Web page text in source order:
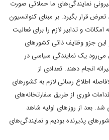
نمایندگی‌های ما حملاتی صورت
قرار بگیرد. بر مبنای کنوانسیون
و تدابیر لازم را برای فعالیت
این جزو وظایف ذاتی کشورهای
می‌رود یک نمایندگی سیاسی در
انجام دهند. تعدادی از
اطلاع رسانی لازم به کشورهای
فوری از طریق سفارتخانه‌های
بعد از روزهای اولیه شاهد
پذیرنده بودیم و نمایندگی‌های